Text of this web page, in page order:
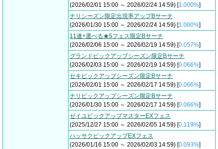
(2026/02/01 15:00 ～ 2026/02/24 14:59) [1.000%]
チリシーズン限定出現率アップBサーチ
(2026/01/30 15:00 ～ 2026/02/24 14:59) [1.000%]
11連+選べる★5フェス限定Bサーチ
(2026/02/06 15:00 ～ 2026/02/19 14:59) [0.057%]
グランドピックアップシーズン限定Bサーチ
(2026/02/03 15:00 ～ 2026/02/19 14:59) [0.066%]
セキピックアップシーズン限定Bサーチ
(2026/02/01 15:00 ～ 2026/02/17 14:59) [0.066%]
チリピックアップシーズン限定Bサーチ
(2026/01/30 15:00 ～ 2026/02/17 14:59) [0.066%]
ゼイユピックアップマスターEXフェス
(2025/12/27 15:00 ～ 2026/02/05 14:59) [0.119%]
ハッサクピックアップEXフェス
(2026/01/16 15:00 ～ 2026/02/03 14:59) [0.093%]